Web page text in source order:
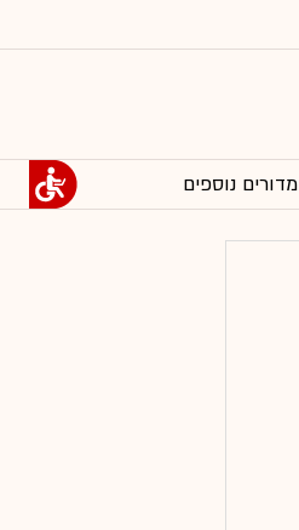
מדורים נוספים